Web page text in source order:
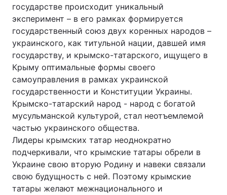
государстве происходит уникальный
эксперимент – в его рамках формируется
государственный союз двух коренных народов –
украинского, как титульной нации, давшей имя
государству, и крымско-татарского, ищущего в
Крыму оптимальные формы своего
самоуправления в рамках украинской
государственности и Конституции Украины.
Крымско-татарский народ - народ с богатой
мусульманской культурой, стал неотъемлемой
частью украинского общества.
Лидеры крымских татар неоднократно
подчеркивали, что крымские татары обрели в
Украине свою вторую Родину и навеки связали
свою будущность с ней. Поэтому крымские
татары желают межнационального и